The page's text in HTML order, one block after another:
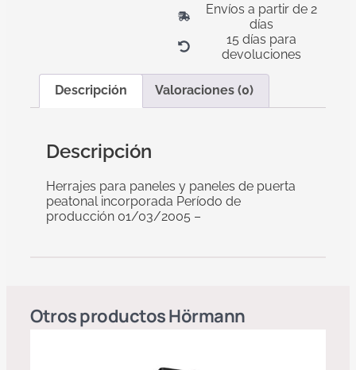
Envíos a partir de 2
días
15 días para
devoluciones
Descripción Valoraciones (0)
Descripción
Herrajes para paneles y paneles de puerta
peatonal incorporada Período de
producción 01/03/2005 –
Otros productosHörmann